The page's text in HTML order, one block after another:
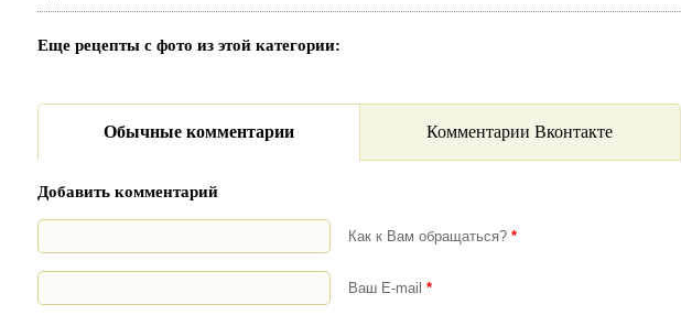
Еще рецепты с фото из этой категории:
Обычные комментарии Комментарии Вконтакте
Добавить комментарий
Как к Вам обращаться? *
Ваш E-mail *